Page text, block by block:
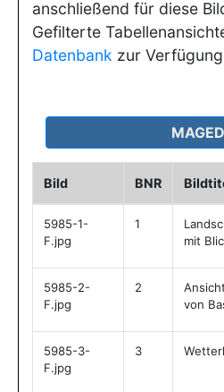
anschließend für diese
Gefilterte
Datenbank zur
Bild BNR
5985-1-
F.jpg
1
mit
5985-2-
F.jpg
2
Ansicht
von
5985-3-
F.jpg
3